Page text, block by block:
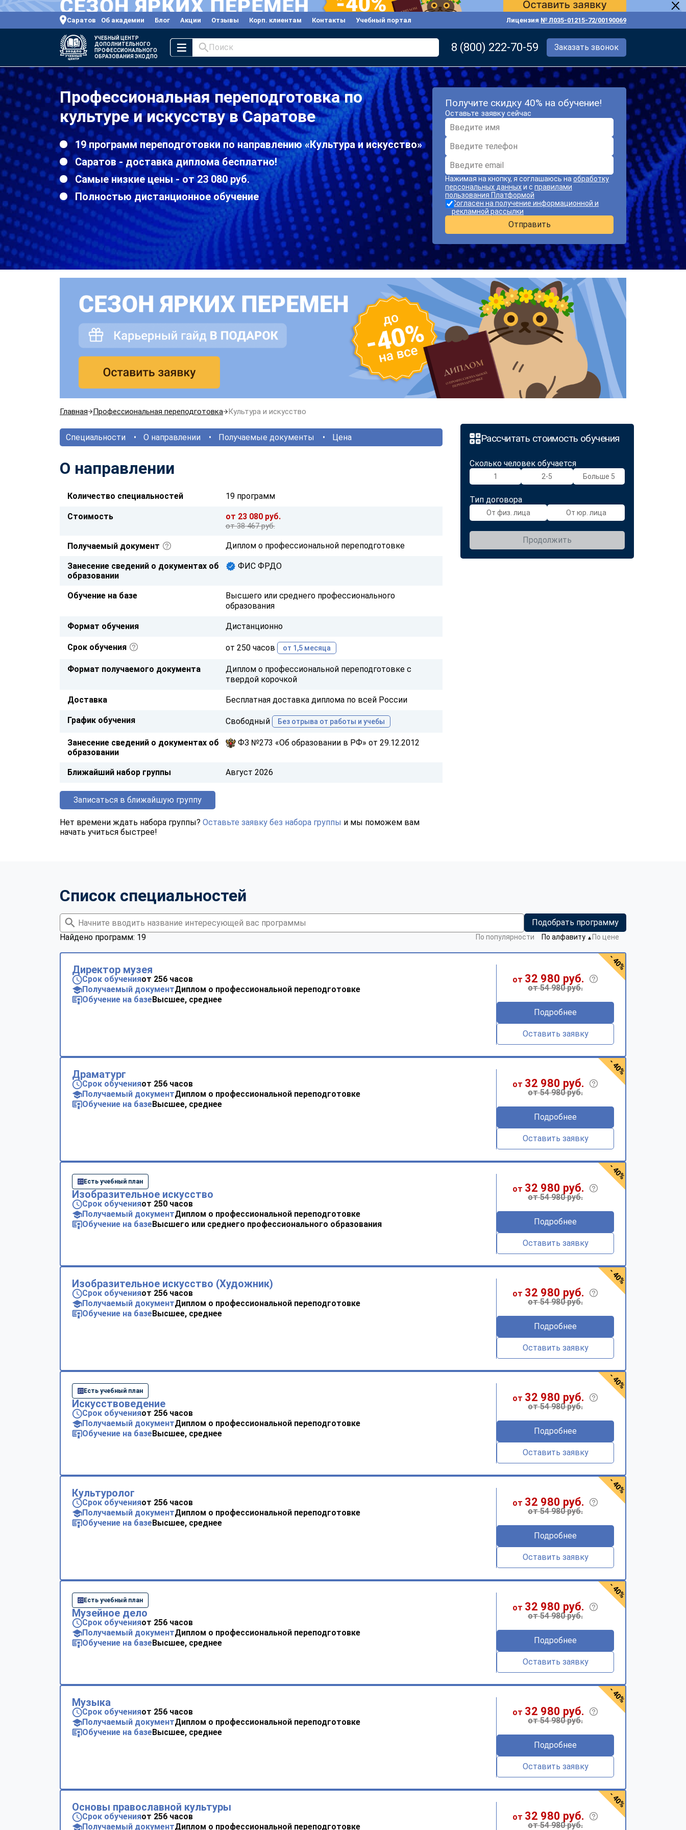
Саратов Об академии Блог Акции Отзывы Корп. клиентам Контакты Учебный портал Лицензия № Л035-01215-72/00190069
УЧЕБНЫЙ ЦЕНТР
ДОПОЛНИТЕЛЬНОГО
ПРОФЕССИОНАЛЬНОГО
ОБРАЗОВАНИЯ ЭКОДПО
Поиск 8 (800) 222-70-59 Заказать звонок
Профессиональная переподготовка по
культуре и искусству в Саратове
19 программ переподготовки по направлению «Культура и искусство»
Саратов - доставка диплома бесплатно!
Самые низкие цены - от 23 080 руб.
Полностью дистанционное обучение
Получите скидку 40% на обучение!
Оставьте заявку сейчас
Нажимая на кнопку, я соглашаюсь на обработку
персональных данныхи с правилами
пользования Платформой
Согласен на получение информационной и
рекламной рассылки
Отправить
Главная Профессиональная переподготовка Культура и искусство
Рассчитать стоимость обучения
Сколько человек обучается
1 2-5 Больше 5
Тип договора
От физ. лица От юр. лица
Продолжить
Специальности О направлении Получаемые документы Цена
О направлении
Количество специальностей 19 программ
Стоимость от 23 080 руб.
от 38 467 руб.
Получаемый документ Диплом о профессиональной переподготовке
Занесение сведений о документах об
образовании
ФИС ФРДО
Обучение на базе
Высшего или среднего профессионального
образования
Формат обучения Дистанционно
Срок обучения от 250 часов от 1,5 месяца
Формат получаемого документа
Диплом о профессиональной переподготовке с
твердой корочкой
Доставка Бесплатная доставка диплома по всей России
График обучения Свободный Без отрыва от работы и учебы
Занесение сведений о документах об
образовании
ФЗ №273 «Об образовании в РФ» от 29.12.2012
Ближайший набор группы Август 2026
Записаться в ближайшую группу
Нет времени ждать набора группы? Оставьте заявку без набора группы и мы поможем вам
начать учиться быстрее!
Список специальностей
Подобрать программу
Найдено программ: 19
По популярности По алфавиту ▼ По цене
Директор музея
Срок обученияот 256 часов
Получаемый документДиплом о профессиональной переподготовке
Обучение на базеВысшее, среднее
от 32 980 руб.
от 54 980 руб.
Подробнее
Оставить заявку
- 40%
Драматург
Срок обученияот 256 часов
Получаемый документДиплом о профессиональной переподготовке
Обучение на базеВысшее, среднее
от 32 980 руб.
от 54 980 руб.
Подробнее
Оставить заявку
- 40%
Есть учебный план
Изобразительное искусство
Срок обученияот 250 часов
Получаемый документДиплом о профессиональной переподготовке
Обучение на базеВысшего или среднего профессионального образования
от 32 980 руб.
от 54 980 руб.
Подробнее
Оставить заявку
- 40%
Изобразительное искусство (Художник)
Срок обученияот 256 часов
Получаемый документДиплом о профессиональной переподготовке
Обучение на базеВысшее, среднее
от 32 980 руб.
от 54 980 руб.
Подробнее
Оставить заявку
- 40%
Есть учебный план
Искусствоведение
Срок обученияот 256 часов
Получаемый документДиплом о профессиональной переподготовке
Обучение на базеВысшее, среднее
от 32 980 руб.
от 54 980 руб.
Подробнее
Оставить заявку
- 40%
Культуролог
Срок обученияот 256 часов
Получаемый документДиплом о профессиональной переподготовке
Обучение на базеВысшее, среднее
от 32 980 руб.
от 54 980 руб.
Подробнее
Оставить заявку
- 40%
Есть учебный план
Музейное дело
Срок обученияот 256 часов
Получаемый документДиплом о профессиональной переподготовке
Обучение на базеВысшее, среднее
от 32 980 руб.
от 54 980 руб.
Подробнее
Оставить заявку
- 40%
Музыка
Срок обученияот 256 часов
Получаемый документДиплом о профессиональной переподготовке
Обучение на базеВысшее, среднее
от 32 980 руб.
от 54 980 руб.
Подробнее
Оставить заявку
- 40%
Основы православной культуры
Срок обученияот 256 часов
Получаемый документДиплом о профессиональной переподготовке
от 32 980 руб.
от 54 980 руб.
- 40%